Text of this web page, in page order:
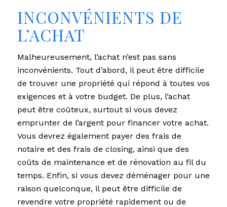
INCONVÉNIENTS DE
L’ACHAT
Malheureusement, l’achat n’est pas sans
inconvénients. Tout d’abord, il peut être difficile
de trouver une propriété qui répond à toutes vos
exigences et à votre budget. De plus, l’achat
peut être coûteux, surtout si vous devez
emprunter de l’argent pour financer votre achat.
Vous devrez également payer des frais de
notaire et des frais de closing, ainsi que des
coûts de maintenance et de rénovation au fil du
temps. Enfin, si vous devez déménager pour une
raison quelconque, il peut être difficile de
revendre votre propriété rapidement ou de